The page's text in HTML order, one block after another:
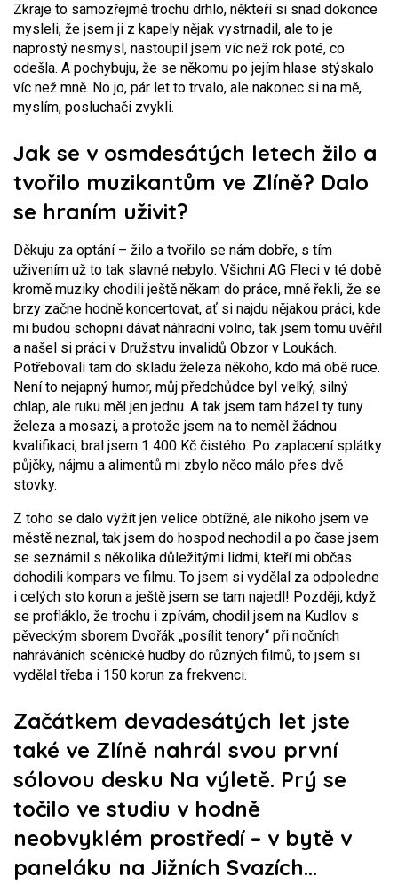
Zkraje to samozřejmě trochu drhlo, někteří si snad dokonce
mysleli, že jsem ji z kapely nějak vystrnadil, ale to je
naprostý nesmysl, nastoupil jsem víc než rok poté, co
odešla. A pochybuju, že se někomu po jejím hlase stýskalo
víc než mně. No jo, pár let to trvalo, ale nakonec si na mě,
myslím, posluchači zvykli.
Jak se v osmdesátých letech žilo a
tvořilo muzikantům ve Zlíně? Dalo
se hraním uživit?
Děkuju za optání – žilo a tvořilo se nám dobře, s tím
uživením už to tak slavné nebylo. Všichni AG Fleci v té době
kromě muziky chodili ještě někam do práce, mně řekli, že se
brzy začne hodně koncertovat, ať si najdu nějakou práci, kde
mi budou schopni dávat náhradní volno, tak jsem tomu uvěřil
a našel si práci v Družstvu invalidů Obzor v Loukách.
Potřebovali tam do skladu železa někoho, kdo má obě ruce.
Není to nejapný humor, můj předchůdce byl velký, silný
chlap, ale ruku měl jen jednu. A tak jsem tam házel ty tuny
železa a mosazi, a protože jsem na to neměl žádnou
kvalifikaci, bral jsem 1 400 Kč čistého. Po zaplacení splátky
půjčky, nájmu a alimentů mi zbylo něco málo přes dvě
stovky.
Z toho se dalo vyžít jen velice obtížně, ale nikoho jsem ve
městě neznal, tak jsem do hospod nechodil a po čase jsem
se seznámil s několika důležitými lidmi, kteří mi občas
dohodili kompars ve filmu. To jsem si vydělal za odpoledne
i celých sto korun a ještě jsem se tam najedl! Později, když
se profláklo, že trochu i zpívám, chodil jsem na Kudlov s
pěveckým sborem Dvořák „posílit tenory“ při nočních
nahráváních scénické hudby do různých filmů, to jsem si
vydělal třeba i 150 korun za frekvenci.
Začátkem devadesátých let jste
také ve Zlíně nahrál svou první
sólovou desku Na výletě. Prý se
točilo ve studiu v hodně
neobvyklém prostředí – v bytě v
paneláku na Jižních Svazích…